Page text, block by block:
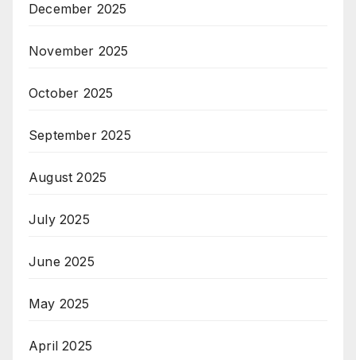
December 2025
November 2025
October 2025
September 2025
August 2025
July 2025
June 2025
May 2025
April 2025